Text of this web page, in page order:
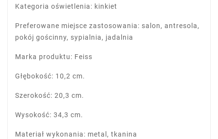
Kategoria oświetlenia: kinkiet
Preferowane miejsce zastosowania: salon, antresola,
pokój gościnny, sypialnia, jadalnia
Marka produktu: Feiss
Głębokość: 10,2 cm.
Szerokość: 20,3 cm.
Wysokość: 34,3 cm.
Materiał wykonania: metal, tkanina